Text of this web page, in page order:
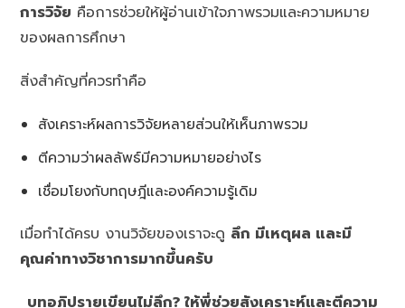
การวิจัย คือการช่วยให้ผู้อ่านเข้าใจภาพรวมและความหมาย
ของผลการศึกษา
สิ่งสำคัญที่ควรทำคือ
สังเคราะห์ผลการวิจัยหลายส่วนให้เห็นภาพรวม
ตีความว่าผลลัพธ์มีความหมายอย่างไร
เชื่อมโยงกับทฤษฎีและองค์ความรู้เดิม
เมื่อทำได้ครบ งานวิจัยของเราจะดู ลึก มีเหตุผล และมี
คุณค่าทางวิชาการมากขึ้นครับ
บทอภิปรายเขียนไม่ลึก? ให้พี่ช่วยสังเคราะห์และตีความ